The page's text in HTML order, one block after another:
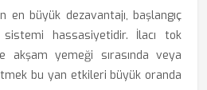
en büyük dezavantajı, başlangıç
sistemi hassasiyetidir. İlacı tok
akşam yemeği sırasında veya
bu yan etkileri büyük oranda